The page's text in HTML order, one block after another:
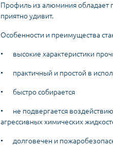
Профиль из алюминия обладает
приятно удивит.
Особенности и преимущества
• высокие характеристики
• практичный и простой в
• быстро собирается
•
не подвергается
агрессивных химических
•
долговечен и